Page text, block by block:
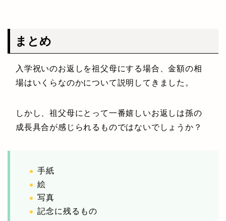
まとめ
入学祝いのお返しを祖父母にする場合、金額の相
場はいくらなのかについて説明してきました。
しかし、祖父母にとって一番嬉しいお返しは孫の
成長具合が感じられるものではないでしょうか？
手紙
絵
写真
記念に残るもの